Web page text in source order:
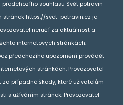
souhlasu Svět potravin
stránek https://svet-potravin.cz je
neručí za aktuálnost a
internetových stránkách.
předchozího upozornění provádět
stránkách. Provozovatel
případné škody, které uživatelům
s užíváním stránek. Provozovatel